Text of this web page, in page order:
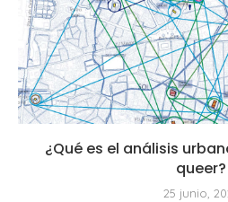
¿Qué es el análisis
queer?
25 junio,